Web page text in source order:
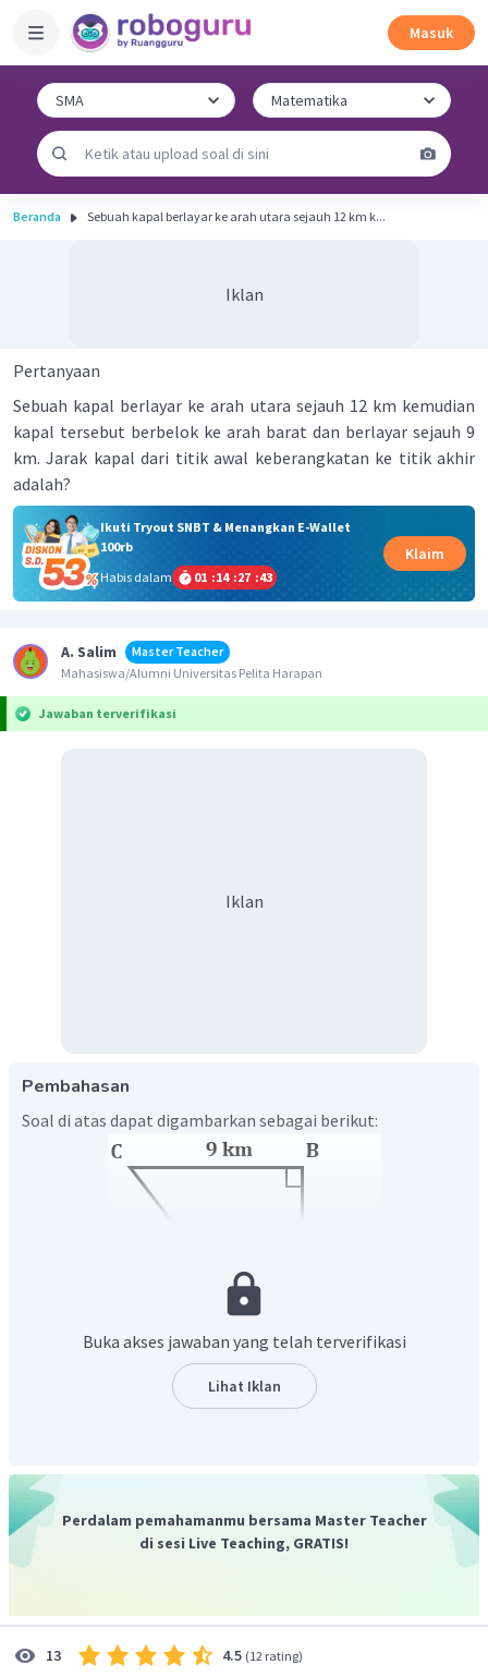
Masuk
Beranda Sebuah kapal berlayar ke arah utara sejauh 12 km k...
Iklan
Pertanyaan
Sebuah kapal berlayar ke arah utara sejauh 12 km kemudian
kapal tersebut berbelok ke arah barat dan berlayar sejauh 9
km. Jarak kapal dari titik awal keberangkatan ke titik akhir
adalah?
Ikuti Tryout SNBT & Menangkan E-Wallet
100rb
Habis dalam
01 :14 :27 :43
Klaim
A. Salim
Master Teacher
Mahasiswa/Alumni Universitas Pelita Harapan
Jawaban terverifikasi
Iklan
Pembahasan
Soal di atas dapat digambarkan sebagai berikut:
titik
adalah titik akhir keberangkatan kapal. Sehingga
adalah jarak kapal dari titik awal keberangkatan ke titik
akhir.
gunakan Teorema Pythagoras.
Buka akses jawaban yang telah terverifikasi
Lihat Iklan
Perdalam pemahamanmu bersama Master Teacher
di sesi Live Teaching, GRATIS!
13 4.5 (12 rating)